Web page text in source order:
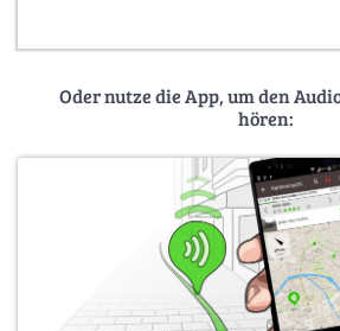
Oder nutze die App, um den
hören: